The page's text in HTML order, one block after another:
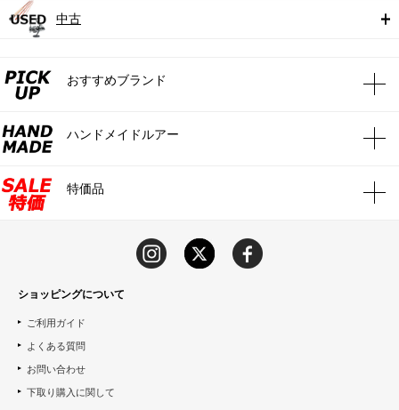
中古
おすすめブランド
ハンドメイドルアー
特価品
ショッピングについて
ご利用ガイド
よくある質問
お問い合わせ
下取り購入に関して